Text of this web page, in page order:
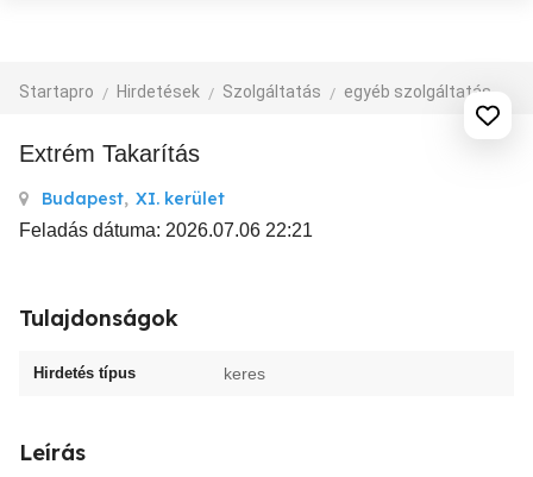
Startapro Hirdetések Szolgáltatás egyéb szolgáltatás
Extrém Takarítás
Budapest, XI. kerület
Feladás dátuma: 2026.07.06 22:21
Tulajdonságok
Hirdetés típus keres
Leírás